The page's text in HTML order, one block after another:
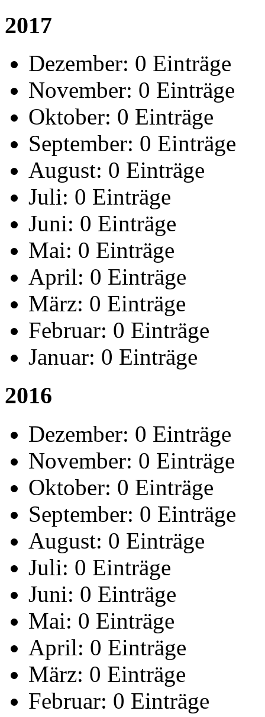
2017
Dezember: 0 Einträge
November: 0 Einträge
Oktober: 0 Einträge
September: 0 Einträge
August: 0 Einträge
Juli: 0 Einträge
Juni: 0 Einträge
Mai: 0 Einträge
April: 0 Einträge
März: 0 Einträge
Februar: 0 Einträge
Januar: 0 Einträge
2016
Dezember: 0 Einträge
November: 0 Einträge
Oktober: 0 Einträge
September: 0 Einträge
August: 0 Einträge
Juli: 0 Einträge
Juni: 0 Einträge
Mai: 0 Einträge
April: 0 Einträge
März: 0 Einträge
Februar: 0 Einträge